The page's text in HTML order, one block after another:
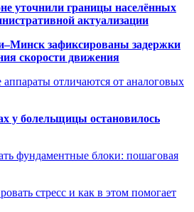
уточнили границы населённых
актуализации
зафиксированы задержки
скорости движения
отличаются от аналоговых
у болельщицы остановилось
фундаментные блоки: пошаговая
стресс и как в этом помогает